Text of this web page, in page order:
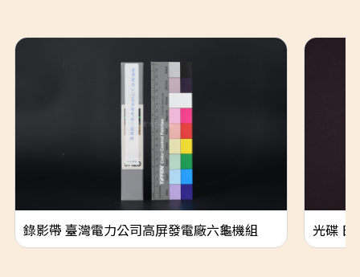
錄影帶 臺灣電力公司高屏發電廠六龜機組 光碟 日